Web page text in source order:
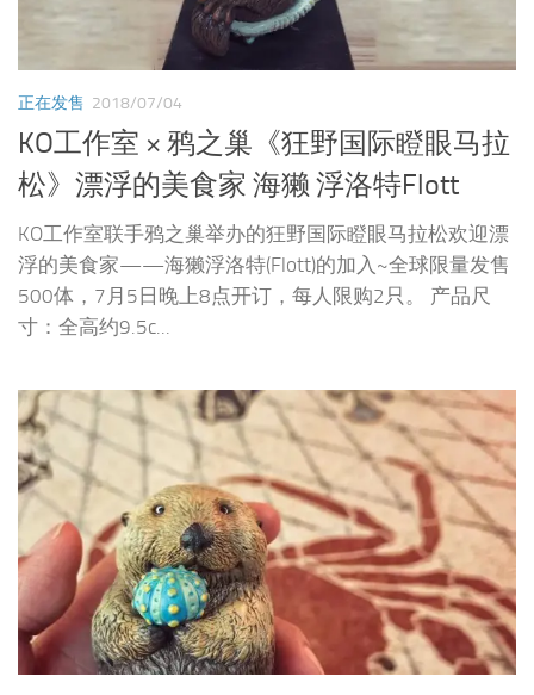
正在发售 2018/07/04
KO工作室 × 鸦之巢《狂野国际瞪眼马拉
松》漂浮的美食家 海獭 浮洛特Flott
KO工作室联手鸦之巢举办的狂野国际瞪眼马拉松欢迎漂
浮的美食家——海獭浮洛特(Flott)的加入~全球限量发售
500体，7月5日晚上8点开订，每人限购2只。 产品尺
寸：全高约9.5c...